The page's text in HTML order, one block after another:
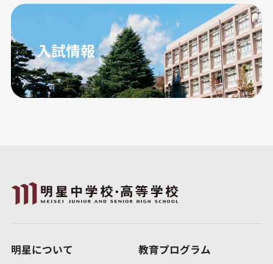
入試情報
明星について 教育プログラム